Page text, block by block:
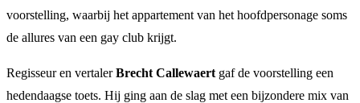
voorstelling, waarbij het appartement van het hoofdpersonage soms
de allures van een gay club krijgt.
Regisseur en vertalerBrecht Callewaert gaf de voorstelling een
hedendaagse toets. Hij ging aan de slag met een bijzondere mix van